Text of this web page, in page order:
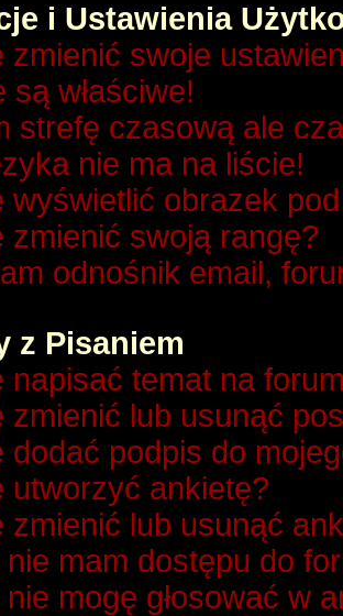
i Ustawienia
zmienić swoje
są właściwe!
strefę czasową ale
nie ma na liście!
wyświetlić obrazek
zmienić swoją rangę?
odnośnik email,
z Pisaniem
napisać temat na
zmienić lub usunąć
dodać podpis do
utworzyć ankietę?
zmienić lub usunąć
mam dostępu do
mogę głosować w